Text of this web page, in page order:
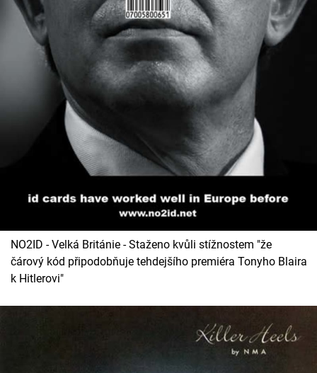
NO2ID - Velká Británie - Staženo kvůli stížnostem "že
čárový kód připodobňuje tehdejšího premiéra Tonyho Blaira
k Hitlerovi"